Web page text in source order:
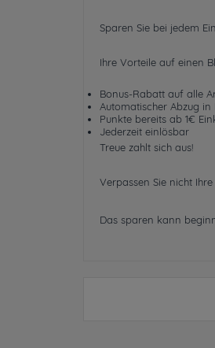
Sparen Sie bei jedem
Ihre Vorteile auf einen
Bonus-Rabatt auf alle
Automatischer Abzug
Punkte bereits ab 1€
Jederzeit einlösbar
Treue zahlt sich aus!
Verpassen Sie nicht
Das sparen kann